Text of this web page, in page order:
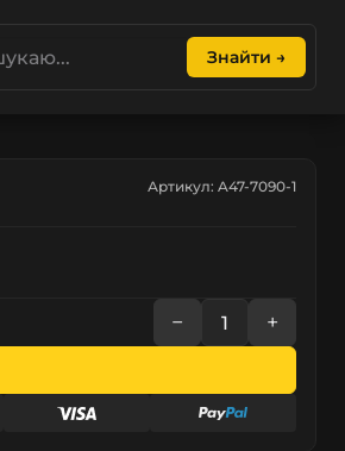
Знайти →
Артикул: A47-7090-1
− +